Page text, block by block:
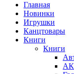
Главная
Новинки
Игрушки
Канцтовары
Книги
Книги